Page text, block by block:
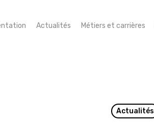
Actualités Métiers et carrières
Actualités